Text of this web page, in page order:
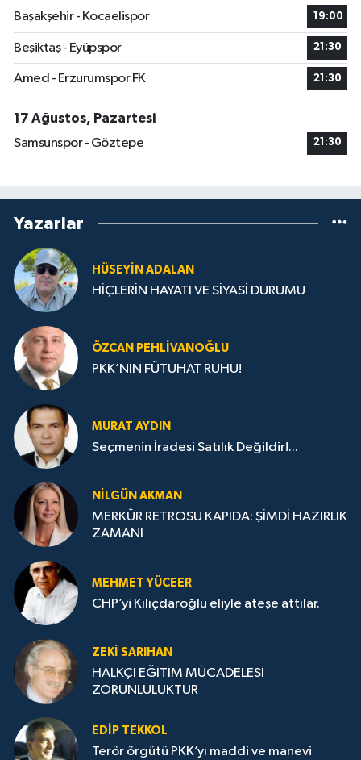
Başakşehir - Kocaelispor
19:00
Beşiktaş - Eyüpspor 21:30
Amed - Erzurumspor FK 21:30
17 Ağustos, Pazartesi
Samsunspor - Göztepe
21:30
Yazarlar
HÜSEYIN ADALAN
HİÇLERİN HAYATI VE SİYASİ DURUMU
ÖZCAN PEHLIVANOĞLU
PKK’NIN FÜTUHAT RUHU!
MURAT AYDIN
Seçmenin İradesi Satılık Değildir!...
NILGÜN AKMAN
MERKÜR RETROSU KAPIDA: ŞİMDİ HAZIRLIK
ZAMANI
MEHMET YÜCEER
CHP’yi Kılıçdaroğlu eliyle ateşe attılar.
ZEKI SARIHAN
HALKÇI EĞİTİM MÜCADELESİ
ZORUNLULUKTUR
EDIP TEKKOL
Terör örgütü PKK’yı maddi ve manevi